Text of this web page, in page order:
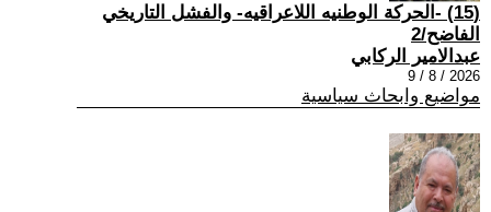
(15) -الحركة الوطنيه اللاعراقيه- والفشل التاريخي
الفاضح/2
عبدالامير الركابي
2026 / 8 / 9
مواضيع وابحاث سياسية